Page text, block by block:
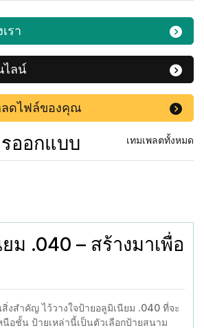
รา
ไลน์
ดไฟล์ของคุณ
เทมเพลตทั้งหมด
ออกแบบ
ม .040 – สร้างมาเพื่อ
งสำคัญ ไว้วางใจป้ายอลูมิเนียม .040 ที่จะ
อชั้น ป้ายเหล่านี้เป็นตัวเลือกป้ายสนาม